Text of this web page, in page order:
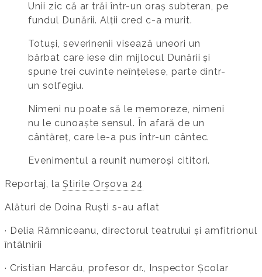
Unii zic că ar trăi într-un oraș subteran, pe
fundul Dunării. Alții cred c-a murit.
Totuși, severinenii visează uneori un
bărbat care iese din mijlocul Dunării și
spune trei cuvinte neînțelese, parte dintr-
un solfegiu.
Nimeni nu poate să le memoreze, nimeni
nu le cunoaște sensul. În afară de un
cântăreț, care le-a pus într-un cântec.
Evenimentul a reunit numeroși cititori.
Reportaj, laȘtirile Orșova 24
Alături de Doina Ruști s-au aflat
· Delia Râmniceanu, directorul teatrului și amfitrionul
întâlnirii
· Cristian Harcău, profesor dr., Inspector Școlar